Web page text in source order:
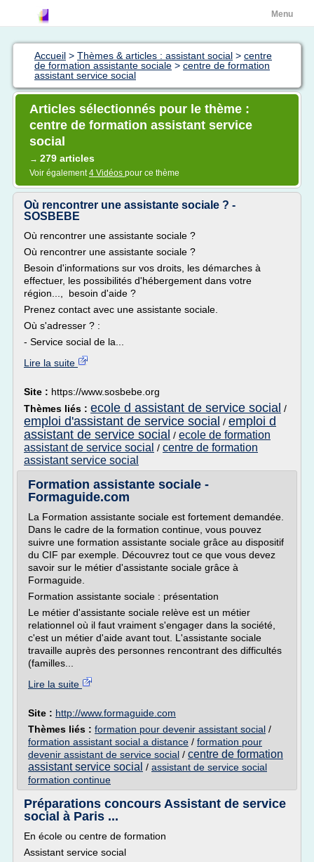
Menu
Accueil > Thèmes & articles : assistant social > centre
de formation assistante sociale > centre de formation
assistant service social
Articles sélectionnés pour le thème :
centre de formation assistant service
social
→ 279 articles
Voir également4 Vidéos pour ce thème
Où rencontrer une assistante sociale ? -
SOSBEBE
Où rencontrer une assistante sociale ?
Où rencontrer une assistante sociale ?
Besoin d'informations sur vos droits, les démarches à
effectuer, les possibilités d'hébergement dans votre
région..., besoin d'aide ?
Prenez contact avec une assistante sociale.
Où s'adresser ? :
- Service social de la...
Lire la suite
Site : https://www.sosbebe.org
Thèmes liés : ecole d assistant de service social /
emploi d'assistant de service social / emploi d
assistant de service social / ecole de formation
assistant de service social / centre de formation
assistant service social
Formation assistante sociale -
Formaguide.com
La Formation assistante sociale est fortement demandée.
Dans le cadre de la formation continue, vous pouvez
suivre une formation assistante sociale grâce au dispositif
du CIF par exemple. Découvrez tout ce que vous devez
savoir sur le métier d'assistante sociale grâce à
Formaguide.
Formation assistante sociale : présentation
Le métier d'assistante sociale relève est un métier
relationnel où il faut vraiment s'engager dans la société,
c'est un métier d'aide avant tout. L'assistante sociale
travaille auprès des personnes rencontrant des difficultés
(familles...
Lire la suite
Site : http://www.formaguide.com
Thèmes liés : formation pour devenir assistant social /
formation assistant social a distance / formation pour
devenir assistant de service social / centre de formation
assistant service social / assistant de service social
formation continue
Préparations concours Assistant de service
social à Paris ...
En école ou centre de formation
Assistant service social